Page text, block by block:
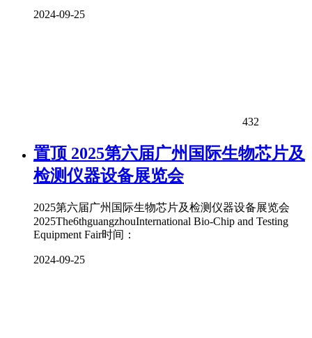
2024-09-25
432
置顶 2025第六届广州国际生物芯片及
检测仪器设备展览会
2025第六届广州国际生物芯片及检测仪器设备展览会
2025The6thguangzhouInternational Bio-Chip and Testing
Equipment Fair时间：
2024-09-25